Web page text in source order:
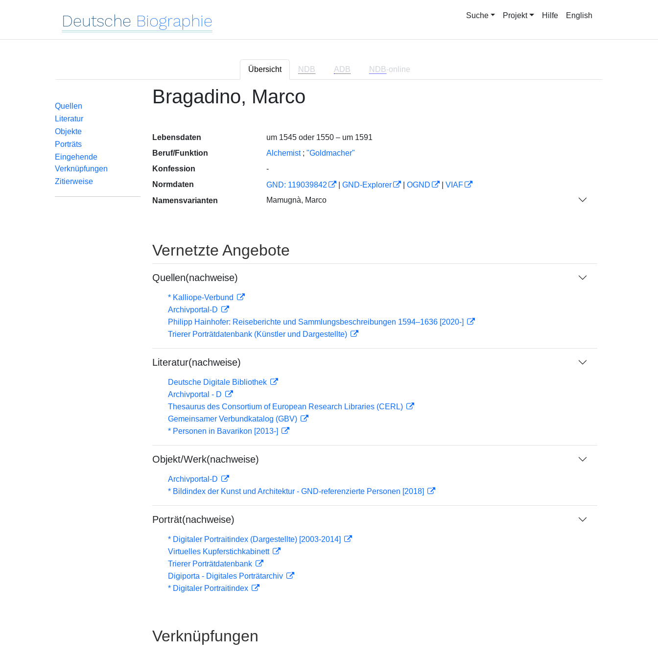
Deutsche Biographie Suche Projekt Hilfe English
Übersicht NDB ADB NDB-online
Quellen
Literatur
Objekte
Porträts
Eingehende
Verknüpfungen
Zitierweise
Bragadino, Marco
Lebensdaten
um 1545 oder 1550 – um 1591
Beruf/Funktion
Alchemist ; "Goldmacher"
Konfession
-
Normdaten
GND: 119039842 GND-Explorer OGND
VIAF
Namensvarianten
Mamugnà, Marco
Vernetzte Angebote
Quellen(nachweise)
* Kalliope-Verbund
Archivportal-D
Philipp Hainhofer: Reiseberichte und Sammlungsbeschreibungen 1594–1636 [2020-]
Trierer Porträtdatenbank (Künstler und Dargestellte)
Literatur(nachweise)
Deutsche Digitale Bibliothek
Archivportal - D
Thesaurus des Consortium of European Research Libraries (CERL)
Gemeinsamer Verbundkatalog (GBV)
* Personen in Bavarikon [2013-]
Objekt/Werk(nachweise)
Archivportal-D
* Bildindex der Kunst und Architektur - GND-referenzierte Personen [2018]
Porträt(nachweise)
* Digitaler Portraitindex (Dargestellte) [2003-2014]
Virtuelles Kupferstichkabinett
Trierer Porträtdatenbank
Digiporta - Digitales Porträtarchiv
* Digitaler Portraitindex
Verknüpfungen